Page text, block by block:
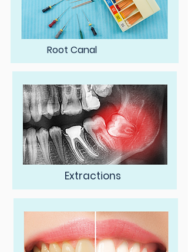
Root Canal
Extractions